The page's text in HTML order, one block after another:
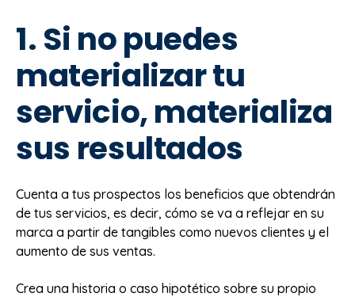
1. Si no puedes
materializar tu
servicio, materializa
sus resultados
Cuenta a tus prospectos los beneficios que obtendrán
de tus servicios, es decir, cómo se va a reflejar en su
marca a partir de tangibles como nuevos clientes y el
aumento de sus ventas.
Crea una historia o caso hipotético sobre su propio